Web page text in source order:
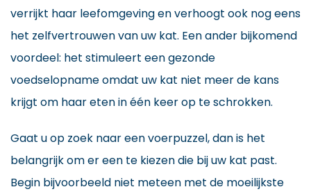
verrijkt haar leefomgeving en verhoogt ook nog eens
het zelfvertrouwen van uw kat. Een ander bijkomend
voordeel: het stimuleert een gezonde
voedselopname omdat uw kat niet meer de kans
krijgt om haar eten in één keer op te schrokken.
Gaat u op zoek naar een voerpuzzel, dan is het
belangrijk om er een te kiezen die bij uw kat past.
Begin bijvoorbeeld niet meteen met de moeilijkste